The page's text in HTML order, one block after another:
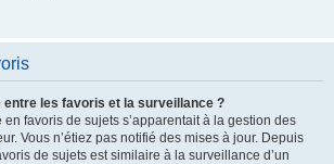
entre les favoris et la surveillance ?
favoris de sujets s’apparentait à la gestion des
Vous n’étiez pas notifié des mises à jour. Depuis
de sujets est similaire à la surveillance d’un